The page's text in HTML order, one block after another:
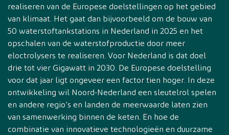
realiseren van de Europese doelstellingen op het gebied
van klimaat. Het gaat dan bijvoorbeeld om de bouw van
50 waterstoftankstations in Nederland in 2025 en het
opschalen van de waterstofproductie door meer
eloctrolysers te realiseren. Voor Nederland is dat doel
drie tot vier Gigawatt in 2030. De Europese doelstelling
voor dat jaar ligt ongeveer een factor tien hoger. In deze
ontwikkeling wil Noord-Nederland een sleutelrol spelen
en andere regio’s en landen de meerwaarde laten zien
van samenwerking binnen de keten. En hoe de
combinatie van innovatieve technologieën en duurzame